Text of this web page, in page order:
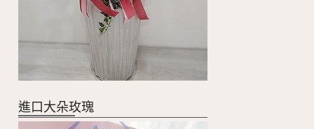
進口大朵玫瑰